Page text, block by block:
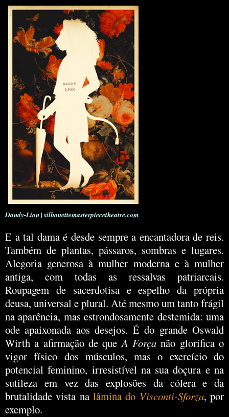
Dandy-Lion | silhouettemasterpiecetheatre.com
E a tal dama é desde sempre a encantadora de reis.
Também de plantas, pássaros, sombras e lugares.
Alegoria generosa à mulher moderna e à mulher
antiga, com todas as ressalvas patriarcais.
Roupagem de sacerdotisa e espelho da própria
deusa, universal e plural. Até mesmo um tanto frágil
na aparência, mas estrondosamente destemida: uma
ode apaixonada aos desejos. É do grande Oswald
Wirth a afirmação de queA Força não glorifica o
vigor físico dos músculos, mas o exercício do
potencial feminino, irresistível na sua doçura e na
sutileza em vez das explosões da cólera e da
brutalidade vista na lâmina do Visconti-Sforza, por
exemplo.